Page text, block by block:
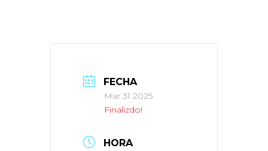
FECHA
Mar 31 2025
Finalizdo!
HORA